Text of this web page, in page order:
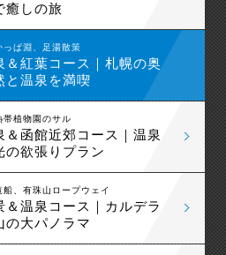
癒しの旅
っぱ淵、足湯散策
＆紅葉コース｜札幌の奥
と温泉を満喫
帯植物園のサル
＆函館近郊コース｜温泉
の欲張りプラン
、有珠山ロープウェイ
＆温泉コース｜カルデラ
の大パノラマ